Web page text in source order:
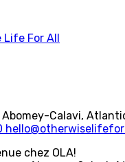
Abomey-Calavi,
chez OLA!